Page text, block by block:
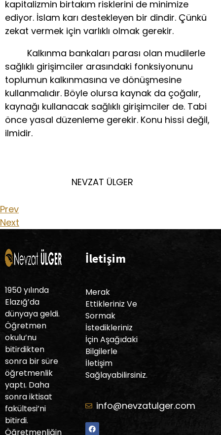
kapitalizmin birtakım risklerini de minimize
ediyor. İslam karı destekleyen bir dindir. Çünkü
zekat vermek için varlıklı olmak gerekir.
Kalkınma bankaları parası olan mudilerle
sağlıklı girişimciler arasındaki fonksiyonunu
toplumun kalkınmasına ve dönüşmesine
kullanmalıdır. Böyle olursa kaynak da çoğalır,
kaynağı kullanacak sağlıklı girişimciler de. Tabi
önce yasal düzenleme gerekir. Konu hissi değil,
ilmidir.
NEVZAT ÜLGER
Prev
Next
1950 yılında
Elazığ’da
dünyaya geldi.
Öğretmen
okulu’nu
bitirdikten
sonra bir süre
öğretmenlik
yaptı. Daha
sonra iktisat
fakültesi’ni
bitirdi.
Öğretmenliğin
İletişim
Merak
Ettikleriniz Ve
Sormak
İstedikleriniz
İçin Aşağıdaki
Bilgilerle
İletişim
Sağlayabilirsiniz.
info@nevzatulger.com